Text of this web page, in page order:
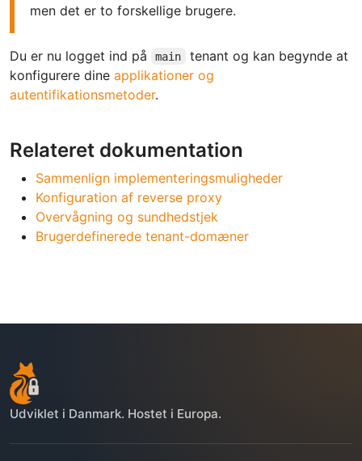
men det er to forskellige brugere.
Du er nu logget ind på main
tenant og kan begynde at
konfigurere dine applikationer og
autentifikationsmetoder.
Relateret dokumentation
Sammenlign implementeringsmuligheder
Konfiguration af reverse proxy
Overvågning og sundhedstjek
Brugerdefinerede tenant-domæner
Udviklet i Danmark. Hostet i Europa.